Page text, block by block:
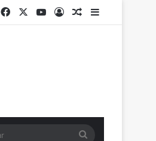
Facebook
X YouTubeLog InGerelateerd artikel
Sidebar
Zoeken